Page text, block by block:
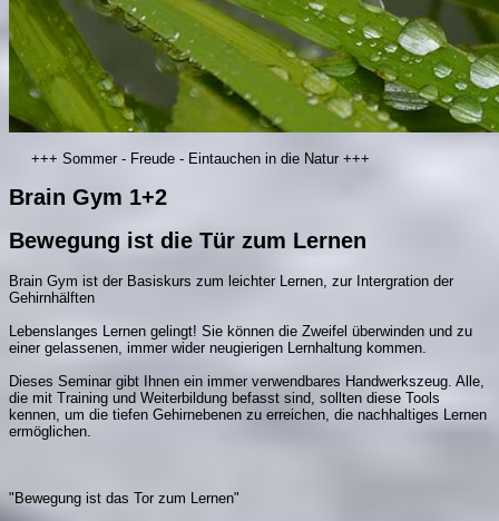
+++ Sommer - Freude - Eintauchen in die Natur +++
Brain Gym 1+2
Bewegung ist die Tür zum Lernen
Brain Gym ist der Basiskurs zum leichter Lernen, zur Intergration der
Gehirnhälften
Lebenslanges Lernen gelingt! Sie können die Zweifel überwinden und zu
einer gelassenen, immer wider neugierigen Lernhaltung kommen.
Dieses Seminar gibt Ihnen ein immer verwendbares Handwerkszeug. Alle,
die mit Training und Weiterbildung befasst sind, sollten diese Tools
kennen, um die tiefen Gehirnebenen zu erreichen, die nachhaltiges Lernen
ermöglichen.
"Bewegung ist das Tor zum Lernen"